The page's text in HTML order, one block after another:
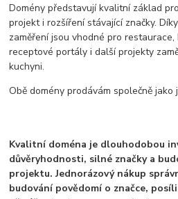
Domény představují kvalitní základ
projekt i rozšíření stávající značky.
zaměření jsou vhodné pro
receptové portály i další projekty
kuchyni.
Obě domény prodávám společně
Kvalitní doména je dlouhodobou
důvěryhodnosti, silné značky a
projektu. Jednorázový nákup
budování povědomí o značce,